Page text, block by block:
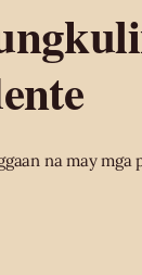
na may mga